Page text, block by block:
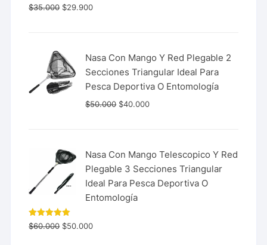
Valorado
con
$35.000 $29.900
Nasa Con Mango Y Red Plegable 2
Secciones Triangular Ideal Para
Pesca Deportiva O Entomología
$50.000 $40.000
Nasa Con Mango Telescopico Y Red
Plegable 3 Secciones Triangular
Ideal Para Pesca Deportiva O
Entomología
Valorado
con5.00
$60.000 $50.000